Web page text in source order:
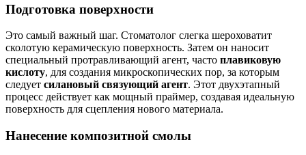
Подготовка поверхности
Это самый важный шаг. Стоматолог слегка шероховатит
сколотую керамическую поверхность. Затем он наносит
специальный протравливающий агент, часто плавиковую
кислоту, для создания микроскопических пор, за которым
следует силановый связующий агент. Этот двухэтапный
процесс действует как мощный праймер, создавая идеальную
поверхность для сцепления нового материала.
Нанесение композитной смолы